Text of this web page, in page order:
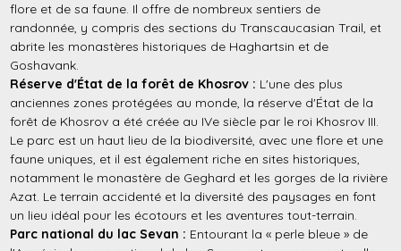
flore et de sa faune. Il offre de nombreux sentiers de
randonnée, y compris des sections du Transcaucasian Trail, et
abrite les monastères historiques de Haghartsin et de
Goshavank.
Réserve d'État de la forêt de Khosrov : L'une des plus
anciennes zones protégées au monde, la réserve d'État de la
forêt de Khosrov a été créée au IVe siècle par le roi Khosrov III.
Le parc est un haut lieu de la biodiversité, avec une flore et une
faune uniques, et il est également riche en sites historiques,
notamment le monastère de Geghard et les gorges de la rivière
Azat. Le terrain accidenté et la diversité des paysages en font
un lieu idéal pour les écotours et les aventures tout-terrain.
Parc national du lac Sevan : Entourant la « perle bleue » de